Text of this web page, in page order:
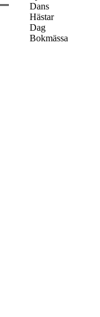
Dans
Hästar
Dag
Bokmässa